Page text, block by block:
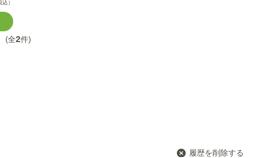
込）
(全2件)
履歴を削除する